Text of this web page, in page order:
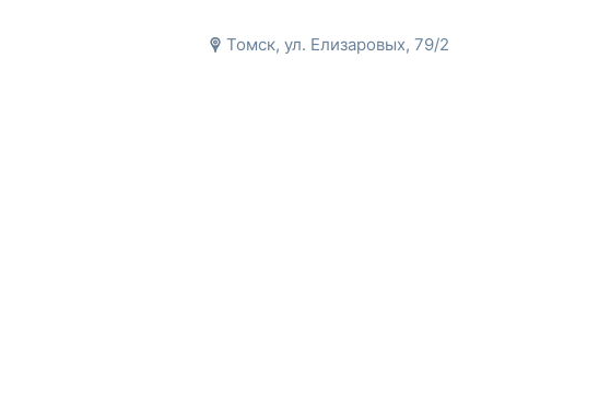
Томск, ул. Елизаровых, 79/2